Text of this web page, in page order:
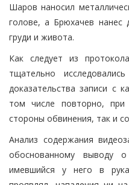
Шаров наносил
голове, а Брюхачев
груди и живота.
Как следует из
тщательно
доказательства записи с
том числе повторно, при
стороны обвинения, так и
Анализ содержания
обоснованному
имевшийся у него в